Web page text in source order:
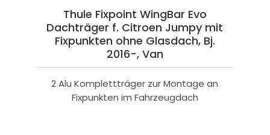
Thule Fixpoint WingBar Evo
Dachträger f. Citroen Jumpy mit
Fixpunkten ohne Glasdach, Bj.
2016-, Van
2 Alu Komplettträger zur Montage an
Fixpunkten im Fahrzeugdach